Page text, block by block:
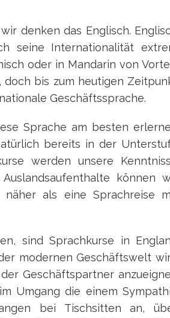
denken das Englisch.
seine Internationalität
oder in Mandarin von
bis zum heutigen
Geschäftssprache.
Sprache am besten
bereits in der
werden unsere
können
näher als eine Sprachreise
sind Sprachkurse in
modernen Geschäftswelt
Geschäftspartner
Umgang die einem
bei Tischsitten an,